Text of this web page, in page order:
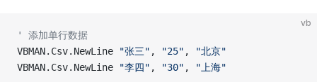
vb
' 添加单行数据
VBMAN.Csv.NewLine
"张三" , "25" ,
"北京"
VBMAN.Csv.NewLine
"李四" , "30" , "上海"